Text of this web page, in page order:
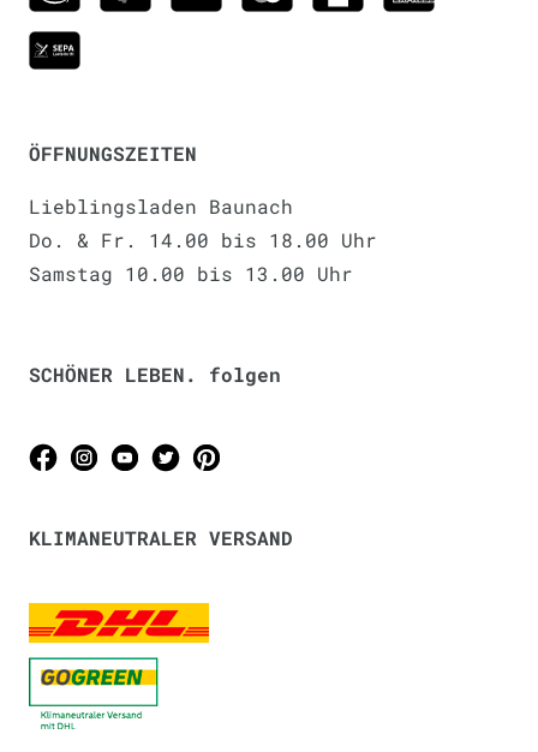
ÖFFNUNGSZEITEN
Lieblingsladen Baunach
Do. & Fr. 14.00 bis 18.00 Uhr
Samstag 10.00 bis 13.00 Uhr
SCHÖNER LEBEN. folgen
KLIMANEUTRALER VERSAND